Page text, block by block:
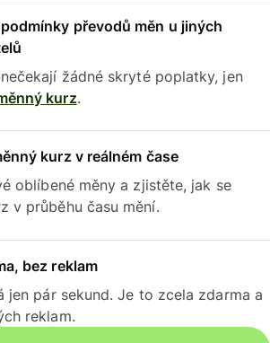
převodů měn u jiných
žádné skryté poplatky, jen
kurz.
kurz v reálném čase
oblíbené měny a zjistěte, jak se
v průběhu času mění.
bez reklam
jen pár sekund. Je to zcela zdarma a
reklam.